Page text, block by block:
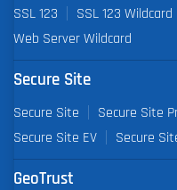
SSL 123 SSL 123 Wildcard
Web Server Wildcard
Secure Site
Secure Site Secure Site
Secure Site EV
Secure
GeoTrust